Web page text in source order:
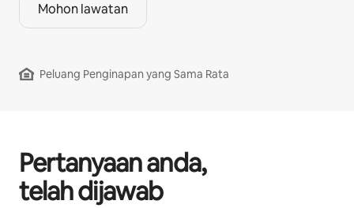
Mohon lawatan
Peluang Penginapan yang Sama Rata
Pertanyaan anda,
telah dijawab